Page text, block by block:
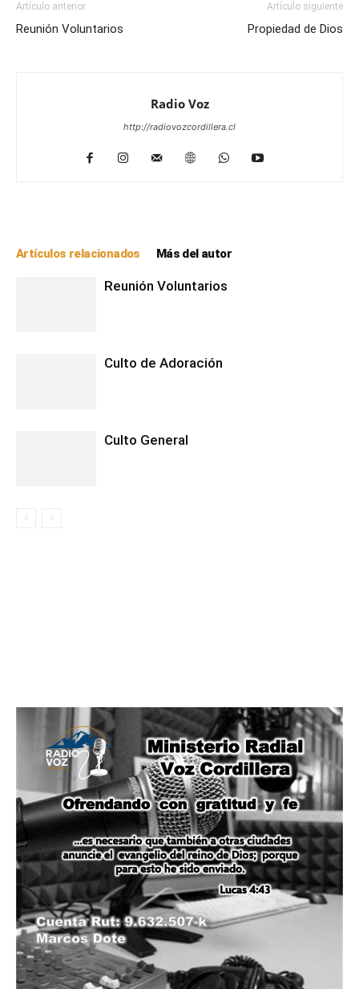
Artículo anterior
Reunión Voluntarios
Artículo siguiente
Propiedad de Dios
Radio Voz
http://radiovozcordillera.cl
Artículos relacionados Más del autor
Reunión Voluntarios
Culto de Adoración
Culto General